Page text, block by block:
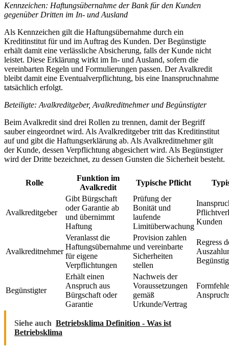
Kennzeichen: Haftungsübernahme der Bank für den Kunden
gegenüber Dritten im In- und Ausland
Als Kennzeichen gilt die Haftungsübernahme durch ein
Kreditinstitut für und im Auftrag des Kunden. Der Begünstigte
erhält damit eine verlässliche Absicherung, falls der Kunde nicht
leistet. Diese Erklärung wirkt im In- und Ausland, sofern die
vereinbarten Regeln und Formulierungen passen. Der Avalkredit
bleibt damit eine Eventualverpflichtung, bis eine Inanspruchnahme
tatsächlich erfolgt.
Beteiligte: Avalkreditgeber, Avalkreditnehmer und Begünstigter
Beim Avalkredit sind drei Rollen zu trennen, damit der Begriff
sauber eingeordnet wird. Als Avalkreditgeber tritt das Kreditinstitut
auf und gibt die Haftungserklärung ab. Als Avalkreditnehmer gilt
der Kunde, dessen Verpflichtung abgesichert wird. Als Begünstigter
wird der Dritte bezeichnet, zu dessen Gunsten die Sicherheit besteht.
Rolle
Funktion im
Avalkredit
Typische Pflicht
Avalkreditgeber
Gibt Bürgschaft
oder Garantie ab
und übernimmt
Haftung
Prüfung der
Bonität und
laufende
Limitüberwachung
Kunden
Avalkreditnehmer
Veranlasst die
Haftungsübernahme
für eigene
Verpflichtungen
Provision zahlen
und vereinbarte
Sicherheiten
stellen
Regress
Begünstigter
Erhält einen
Anspruch aus
Bürgschaft oder
Garantie
Nachweis der
Voraussetzungen
gemäß
Urkunde/Vertrag
Siehe auch Betriebsklima Definition - Was ist
Betriebsklima